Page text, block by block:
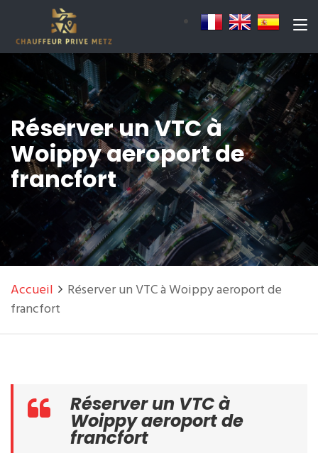
Réserver un VTC à
Woippy aeroport de
francfort
Accueil
Réserver un VTC à Woippy aeroport de
francfort
Réserver un VTC à
Woippy aeroport de
francfort